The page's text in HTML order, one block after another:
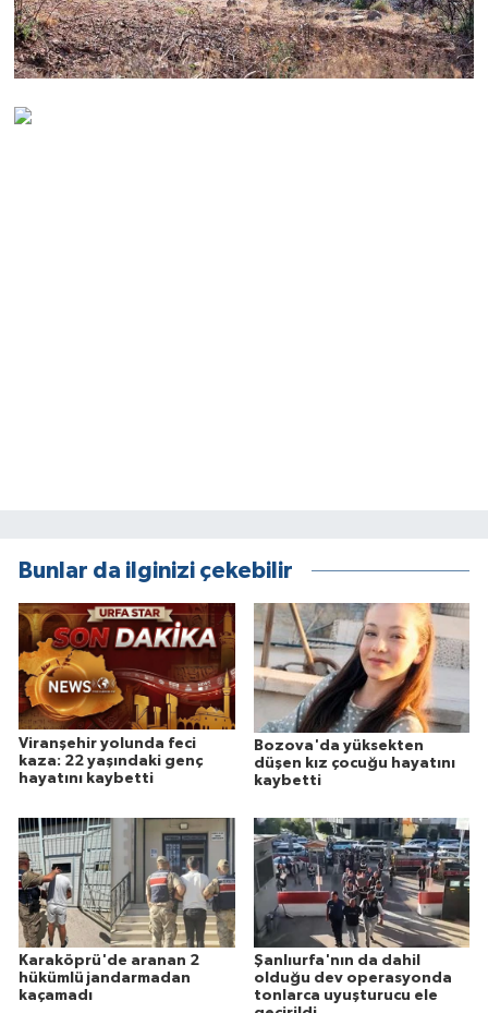
Bunlar da ilginizi çekebilir
Viranşehir yolunda feci
kaza: 22 yaşındaki genç
hayatını kaybetti
Bozova'da yüksekten
düşen kız çocuğu hayatını
kaybetti
Karaköprü'de aranan 2
hükümlü jandarmadan
kaçamadı
Şanlıurfa'nın da dahil
olduğu dev operasyonda
tonlarca uyuşturucu ele